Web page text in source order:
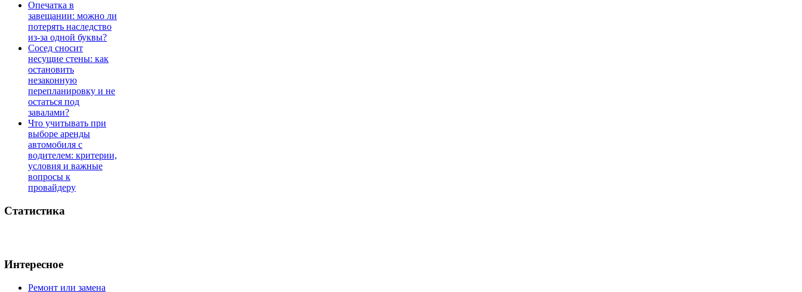
Опечатка в
завещании: можно ли
потерять наследство
из-за одной буквы?
Сосед сносит
несущие стены: как
остановить
незаконную
перепланировку и не
остаться под
завалами?
Что учитывать при
выборе аренды
автомобиля с
водителем: критерии,
условия и важные
вопросы к
провайдеру
Статистика
Интересное
Ремонт или замена